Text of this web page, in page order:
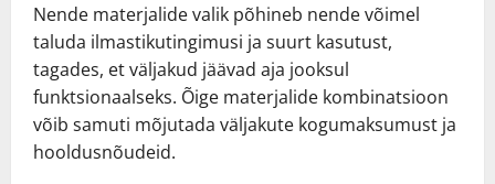
Nende materjalide valik põhineb nende võimel
taluda ilmastikutingimusi ja suurt kasutust,
tagades, et väljakud jäävad aja jooksul
funktsionaalseks. Õige materjalide kombinatsioon
võib samuti mõjutada väljakute kogumaksumust ja
hooldusnõudeid.